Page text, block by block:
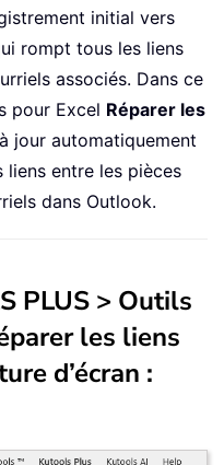
initial vers
rompt tous les liens
associés. Dans ce
pour Excel Réparer les
jour automatiquement
liens entre les pièces
dans Outlook.
PLUS > Outils
les liens
d’écran :